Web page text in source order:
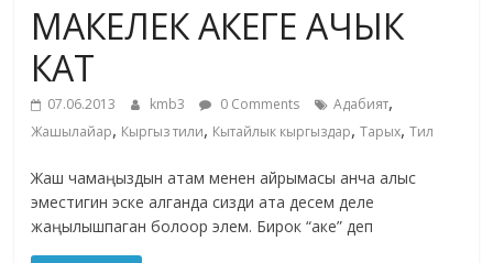
жана
адабияты
МАКЕЛЕК АКЕГЕ АЧЫК
КАТ
07.06.2013 kmb3 0 Comments Адабият,
Жашылайар, Кыргыз тили, Кытайлык кыргыздар,Тарых,Тил
Жаш чамаңыздын атам менен айрымасы анча алыс
эместигин эске алганда сизди ата десем деле
жаңылышпаган болоор элем. Бирок “аке” деп